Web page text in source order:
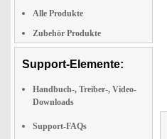
Alle Produkte
Zubehör Produkte
Support-Elemente:
Handbuch-, Treiber-, Video-
Downloads
Support-FAQs